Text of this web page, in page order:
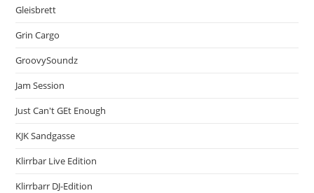
Gleisbrett
Grin Cargo
GroovySoundz
Jam Session
Just Can't GEt Enough
KJK Sandgasse
Klirrbar Live Edition
Klirrbarr DJ-Edition